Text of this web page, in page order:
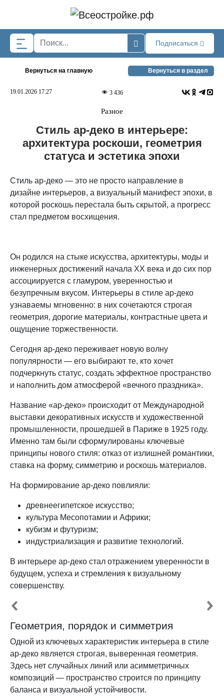
Подписаться
Вернуться на главную Вернуться в раздел
19.01.2026 17:27 3 436
Разное
Стиль ар-деко в интерьере:
архитектура роскоши, геометрия
статуса и эстетика эпохи
Стиль ар-деко — это не просто направление в
дизайне интерьеров, а визуальный манифест эпохи, в
которой роскошь перестала быть скрытой, а прогресс
стал предметом восхищения.
Он родился на стыке искусства, архитектуры, моды и
инженерных достижений начала XX века и до сих пор
ассоциируется с гламуром, уверенностью и
безупречным вкусом. Интерьеры в стиле ар-деко
узнаваемы мгновенно: в них сочетаются строгая
геометрия, дорогие материалы, контрастные цвета и
ощущение торжественности.
Сегодня ар-деко переживает новую волну
популярности — его выбирают те, кто хочет
подчеркнуть статус, создать эффектное пространство
и наполнить дом атмосферой «вечного праздника».
Название «ар-деко» происходит от Международной
выставки декоративных искусств и художественной
промышленности, прошедшей в Париже в 1925 году.
Именно там были сформулированы ключевые
принципы нового стиля: отказ от излишней романтики,
ставка на форму, симметрию и роскошь материалов.
На формирование ар-деко повлияли:
древнеегипетское искусство;
культура Месопотамии и Африки;
кубизм и футуризм;
индустриализация и развитие технологий.
В интерьере ар-деко стал отражением уверенности в
будущем, успеха и стремления к визуальному
совершенству.
Геометрия, порядок и симметрия
Одной из ключевых характеристик интерьера в стиле
ар-деко является строгая, выверенная геометрия.
Здесь нет случайных линий или асимметричных
композиций — пространство строится по принципу
баланса и визуальной устойчивости.